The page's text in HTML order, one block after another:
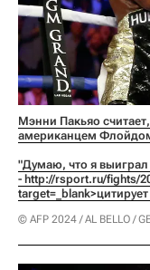
Мэнни Пакьяо
американцем
"Думаю, что я выиграл
- http://rsport.ru/fights/
© AFP 2024 / AL BELLO /